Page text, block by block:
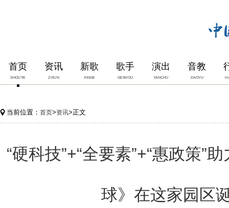
首页
SHOUYE
资讯
ZIXUN
新歌
XINGE
歌手
GESHOU
演出
YANCHU
音教
JIAOYU
当前位置： 首页>资讯>正文
“硬科技”+“全要素”+“惠政策”
球》在这家园区